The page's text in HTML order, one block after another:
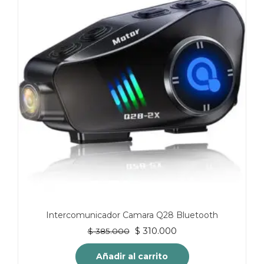
Intercomunicador Camara Q28 Bluetooth
$385.000 El
precio
original
$ 310.000El
precio
actual
Añadir al carrito